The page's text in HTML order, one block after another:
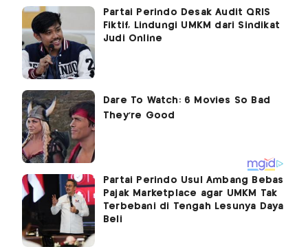
Partai Perindo Desak Audit QRIS
Fiktif, Lindungi UMKM dari Sindikat
Judi Online
Partai Perindo Usul Ambang Bebas
Pajak Marketplace agar UMKM Tak
Terbebani di Tengah Lesunya Daya
Beli